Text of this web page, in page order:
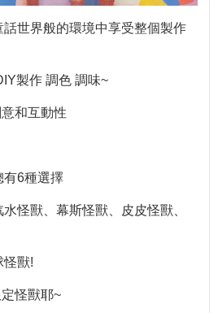
世界般的環境中享受整個製作
製作 調色 調味~
和互動性
有6種選擇
怪獸、幕斯怪獸、皮皮怪獸、
怪獸!
怪獸耶~